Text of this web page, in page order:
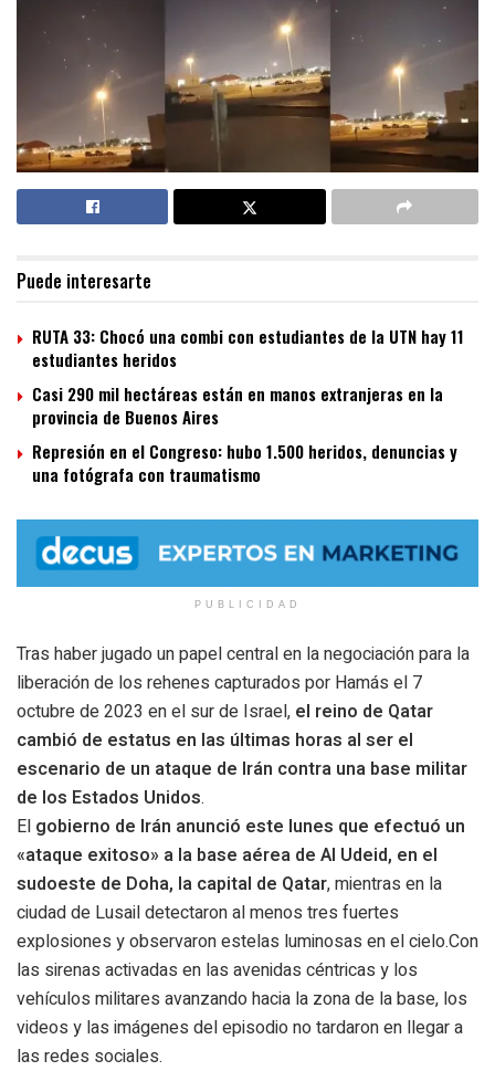
Puede interesarte
RUTA 33: Chocó una combi con estudiantes de la UTN hay 11
estudiantes heridos
Casi 290 mil hectáreas están en manos extranjeras en la
provincia de Buenos Aires
Represión en el Congreso: hubo 1.500 heridos, denuncias y
una fotógrafa con traumatismo
PUBLICIDAD
Tras haber jugado un papel central en la negociación para la
liberación de los rehenes capturados por Hamás el 7
octubre de 2023 en el sur de Israel, el reino de Qatar
cambió de estatus en las últimas horas al ser el
escenario de un ataque de Irán contra una base militar
de los Estados Unidos.
El gobierno de Irán anunció este lunes que efectuó un
«ataque exitoso» a la base aérea de Al Udeid, en el
sudoeste de Doha, la capital de Qatar, mientras en la
ciudad de Lusail detectaron al menos tres fuertes
explosiones y observaron estelas luminosas en el cielo.Con
las sirenas activadas en las avenidas céntricas y los
vehículos militares avanzando hacia la zona de la base, los
videos y las imágenes del episodio no tardaron en llegar a
las redes sociales.